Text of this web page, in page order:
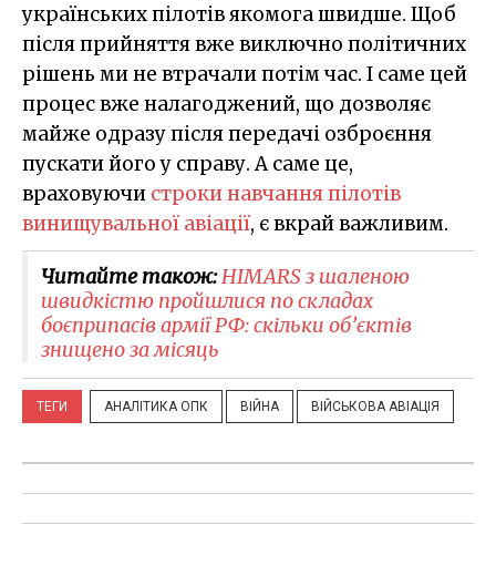
українських пілотів якомога швидше. Щоб
після прийняття вже виключно політичних
рішень ми не втрачали потім час. І саме цей
процес вже налагоджений, що дозволяє
майже одразу після передачі озброєння
пускати його у справу. А саме це,
враховуючи строки навчання пілотів
винищувальної авіації, є вкрай важливим.
Читайте також:HIMARS з шаленою
швидкістю пройшлися по складах
боєприпасів армії РФ: скільки об’єктів
знищено за місяць
ТЕГИ АНАЛІТИКА ОПК ВІЙНА ВІЙСЬКОВА АВІАЦІЯ